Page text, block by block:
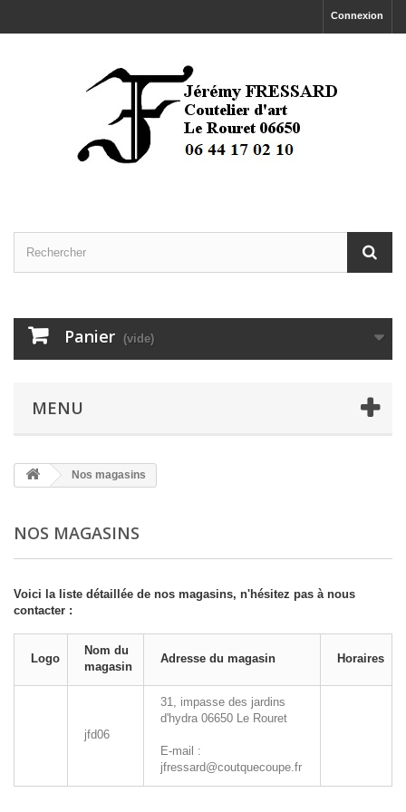
Connexion
Panier (vide)
MENU
Nos magasins
NOS MAGASINS
Voici la liste détaillée de nos magasins, n'hésitez pas à nous
contacter :
Logo
Nom du
magasin
Adresse du magasin Horaires
jfd06
31, impasse des jardins
d'hydra 06650 Le Rouret
E-mail :
jfressard@coutquecoupe.fr